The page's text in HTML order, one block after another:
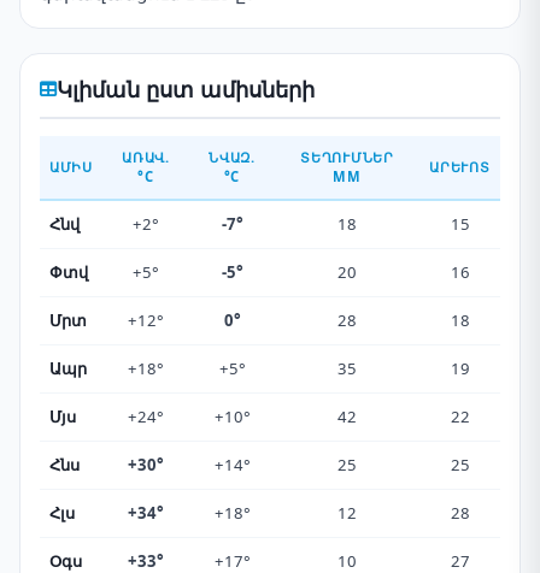
Կլիման ըստ ամիսների
ԱՄԻՍ
ԱՌԱՎ.
°C
ՆՎԱԶ.
°C
ՏԵՂՈՒՄՆԵՐ
ММ
ԱՐԵՒՈՏ
Հնվ +2° -7° 18 15
Փտվ +5° -5° 20 16
Մրտ +12° 0° 28 18
Ապր +18° +5° 35 19
Մյս +24° +10° 42 22
Հնս +30° +14° 25 25
Հլս +34° +18° 12 28
Օգս +33° +17° 10 27